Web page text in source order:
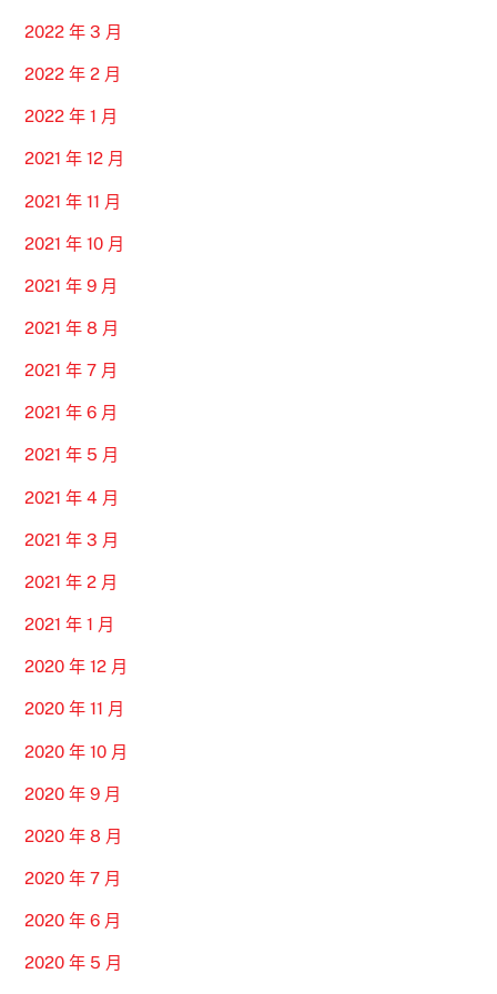
2022 年 3 月
2022 年 2 月
2022 年 1 月
2021 年 12 月
2021 年 11 月
2021 年 10 月
2021 年 9 月
2021 年 8 月
2021 年 7 月
2021 年 6 月
2021 年 5 月
2021 年 4 月
2021 年 3 月
2021 年 2 月
2021 年 1 月
2020 年 12 月
2020 年 11 月
2020 年 10 月
2020 年 9 月
2020 年 8 月
2020 年 7 月
2020 年 6 月
2020 年 5 月